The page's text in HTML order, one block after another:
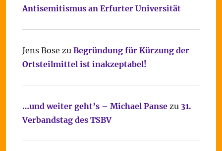
Antisemitismus an Erfurter Universität
Jens Bose zu Begründung für Kürzung der
Ortsteilmittel ist inakzeptabel!
…und weiter geht’s – Michael Pansezu 31.
Verbandstag des TSBV